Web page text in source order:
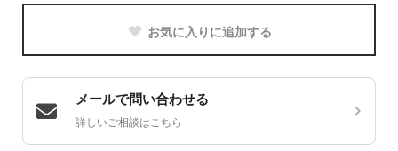
お気に入りに追加する
メールで問い合わせる
詳しいご相談はこちら